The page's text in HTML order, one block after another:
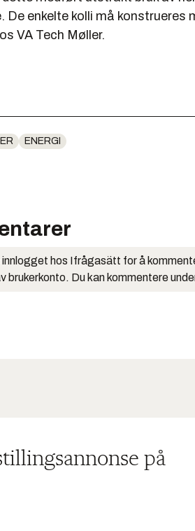
De enkelte kolli må konstrueres
VA Tech Møller.
ENERGI
hos Ifrågasätt for å
brukerkonto. Du kan kommentere
på